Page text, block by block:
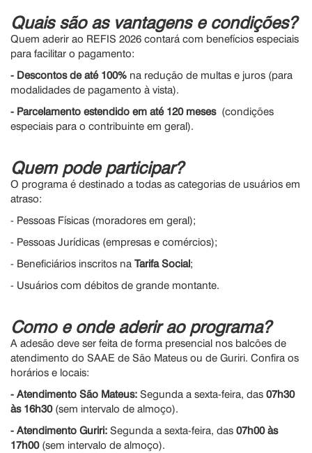
Quais são as vantagens e condições?
Quem aderir ao REFIS 2026 contará com benefícios especiais
para facilitar o pagamento:
- Descontos de até 100% na redução de multas e juros (para
modalidades de pagamento à vista).
- Parcelamento estendido em até 120 meses (condições
especiais para o contribuinte em geral).
Quem pode participar?
O programa é destinado a todas as categorias de usuários em
atraso:
- Pessoas Físicas (moradores em geral);
- Pessoas Jurídicas (empresas e comércios);
- Beneficiários inscritos na Tarifa Social;
- Usuários com débitos de grande montante.
Como e onde aderir ao programa?
A adesão deve ser feita de forma presencial nos balcões de
atendimento do SAAE de São Mateus ou de Guriri. Confira os
horários e locais:
- Atendimento São Mateus: Segunda a sexta-feira, das 07h30
às 16h30(sem intervalo de almoço).
- Atendimento Guriri: Segunda a sexta-feira, das 07h00 às
17h00(sem intervalo de almoço).